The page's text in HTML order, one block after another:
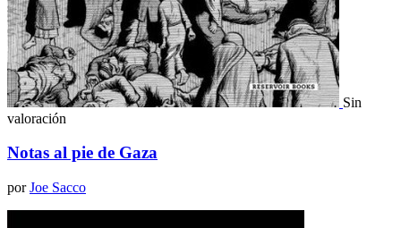
Sin
valoración
Notas al pie de Gaza
porJoe Sacco